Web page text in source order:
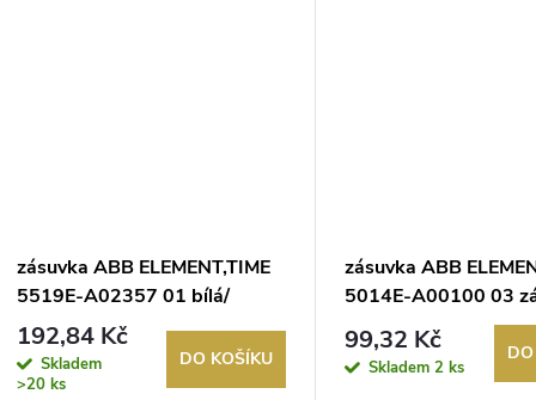
zásuvka ABB ELEMENT,TIME
5519E-A02357 01 bílá/
ledová bílá
192,84 Kč
Skladem
>20 ks
DO KOŠÍKU
zásuvka ABB
5014E-A00100 03
komunik. kryt
99,32 Kč
Skladem 2 ks